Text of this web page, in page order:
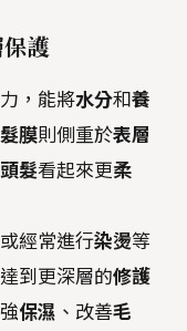
護
，能將水分和養
髮膜則側重於表層
頭髮看起來更柔
或經常進行染燙等
達到更深層的修護
保濕 、改善毛